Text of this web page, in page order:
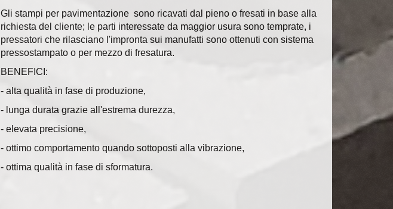
Gli stampi per pavimentazione sono ricavati dal pieno o fresati in base alla
richiesta del cliente; le parti interessate da maggior usura sono temprate, i
pressatori che rilasciano l'impronta sui manufatti sono ottenuti con sistema
pressostampato o per mezzo di fresatura.
BENEFICI:
- alta qualità in fase di produzione,
- lunga durata grazie all'estrema durezza,
- elevata precisione,
- ottimo comportamento quando sottoposti alla vibrazione,
- ottima qualità in fase di sformatura.